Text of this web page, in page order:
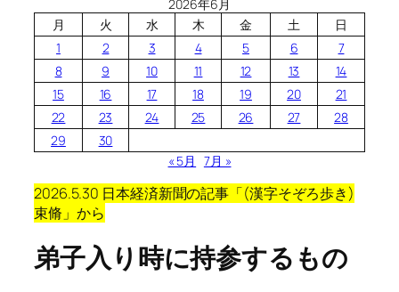
2026年6月
月
火 水 木 金 土
日
1
2 3 4 5 6
7
8
9 10 11 12 13
14
15
16 17 18 19 20
21
22
23 24 25 26 27
28
29
30
« 5月
7月 »
2026.5.30 日本経済新聞の記事「(漢字そぞろ歩き)
束脩」から
弟子入り時に持参するもの